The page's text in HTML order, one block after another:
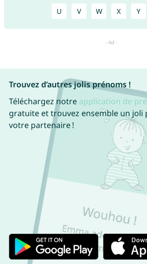
U V W X Y
Trouvez d’autres jolis prénoms !
Téléchargez notre application de
gratuite et trouvez ensemble un joli
votre partenaire !